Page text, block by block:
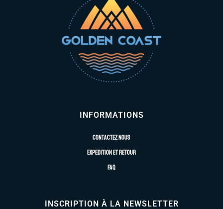
INFORMATIONS
Contactez nous
Expedition et retour
FAQ
INSCRIPTION À LA NEWSLETTER